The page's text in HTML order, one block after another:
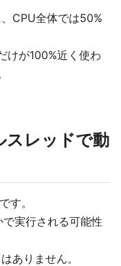
CPU全体では50%
けが100%近く使わ
スレッドで動
す。
実行される可能性
ありません。